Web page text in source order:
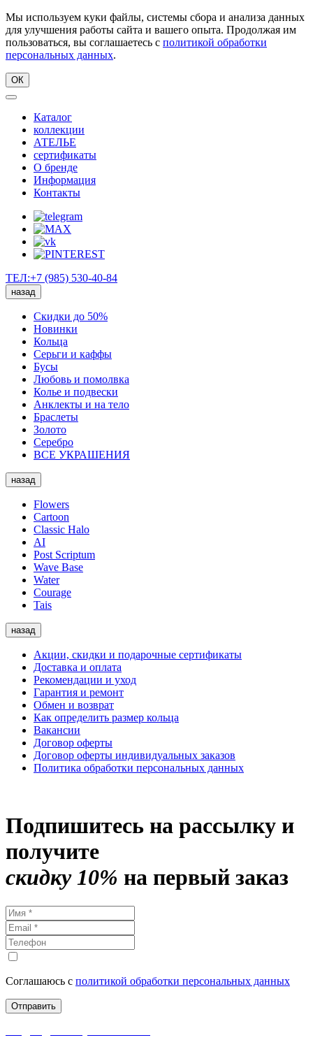
Мы используем куки файлы, системы сбора и анализа данных
для улучшения работы сайта и вашего опыта. Продолжая им
пользоваться, вы соглашаетесь с политикой обработки
персональных данных.
ОК
Каталог
коллекции
АТЕЛЬЕ
сертификаты
О бренде
Информация
Контакты
ТЕЛ:+7 (985) 530-40-84
назад
Скидки до 50%
Новинки
Кольца
Серьги и каффы
Бусы
Любовь и помолвка
Колье и подвески
Анклекты и на тело
Браслеты
Золото
Серебро
ВСЕ УКРАШЕНИЯ
назад
Flowers
Cartoon
Classic Halo
AI
Post Scriptum
Wave Base
Water
Courage
Tais
назад
Акции, скидки и подарочные сертификаты
Доставка и оплата
Рекомендации и уход
Гарантия и ремонт
Обмен и возврат
Как определить размер кольца
Вакансии
Договор оферты
Договор оферты индивидуальных заказов
Политика обработки персональных данных
Подпишитесь на рассылку и
получите
скидку 10% на первый заказ
Соглашаюсь с политикой обработки персональных данных